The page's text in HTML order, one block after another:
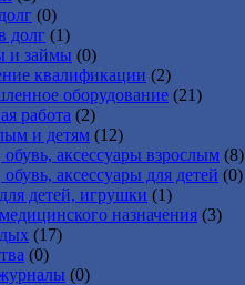
(0)
долг (1)
и займы (0)
квалификации (2)
оборудование (21)
работа (2)
и детям (12)
аксессуары взрослым (8)
аксессуары для детей (0)
детей, игрушки (1)
назначения (3)
(17)
(0)
(0)